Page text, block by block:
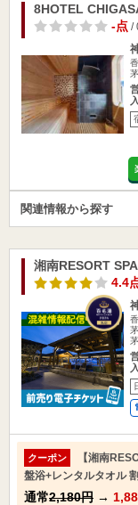
8HOTEL
-点/
関連情報から探す
湘南RESORT
4.4
クーポン
【湘南
盤浴+レンタルタオル
通常2,180円 →